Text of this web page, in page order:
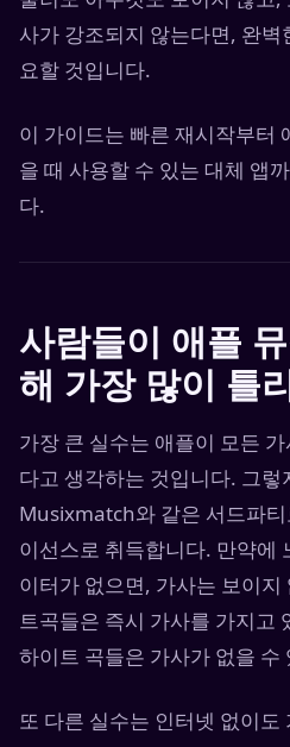
사가 강조되지 않는다면, 완
요할 것입니다.
이 가이드는 빠른 재시작부터
을 때 사용할 수 있는 대체 앱
다.
사람들이 애플
해 가장 많이 틀
가장 큰 실수는 애플이 모든
다고 생각하는 것입니다. 그
Musixmatch와 같은 서드파
이선스로 취득합니다. 만약에
이터가 없으면, 가사는 보이지
트곡들은 즉시 가사를 가지고
하이트 곡들은 가사가 없을 수
또 다른 실수는 인터넷 없이